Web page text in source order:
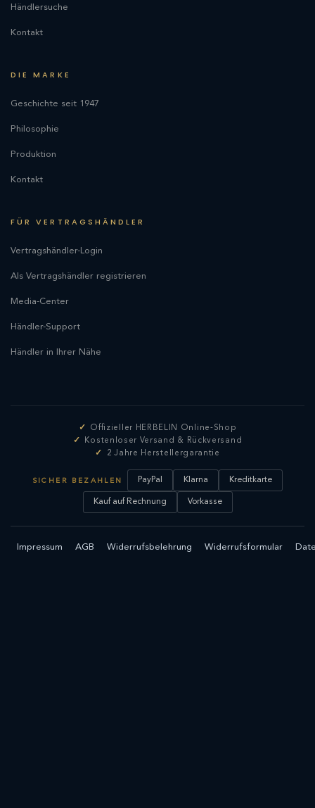
Händlersuche
Kontakt
DIE MARKE
Geschichte seit 1947
Philosophie
Produktion
Kontakt
FÜR VERTRAGSHÄNDLER
Vertragshändler-Login
Als Vertragshändler registrieren
Media-Center
Händler-Support
Händler in Ihrer Nähe
Offizieller HERBELIN Online-Shop
Kostenloser Versand & Rückversand
2 Jahre Herstellergarantie
SICHER BEZAHLEN PayPal Klarna Kreditkarte
Kauf auf Rechnung Vorkasse
Impressum AGB Widerrufsbelehrung Widerrufsformular